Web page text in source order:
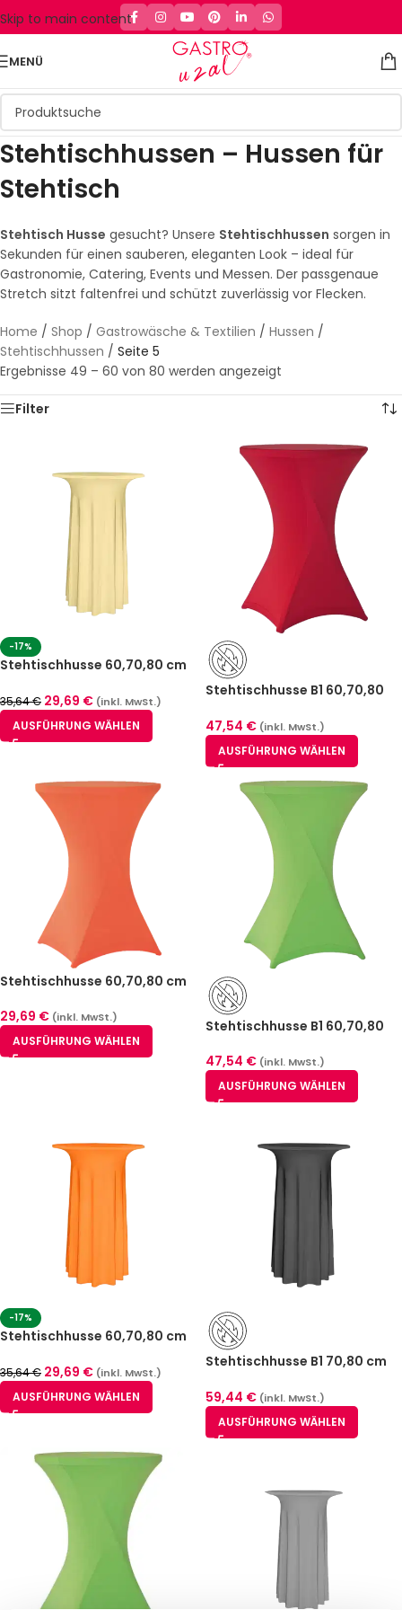
Skip to main content
MENÜ
Stehtischhussen – Hussen für
Stehtisch
Stehtisch Husse gesucht? Unsere Stehtischhussen sorgen in
Sekunden für einen sauberen, eleganten Look – ideal für
Gastronomie, Catering, Events und Messen. Der passgenaue
Stretch sitzt faltenfrei und schützt zuverlässig vor Flecken.
Home / Shop / Gastrowäsche & Textilien / Hussen /
Stehtischhussen / Seite 5
Ergebnisse 49 – 60 von 80 werden angezeigt
Filter
-17%
Stehtischhusse 60,70,80 cm
35,64€ 29,69 € (inkl. MwSt.)
AUSFÜHRUNG WÄHLEN
Stehtischhusse B1 60,70,80
entflammbar
47,54 € (inkl. MwSt.)
AUSFÜHRUNG WÄHLEN
Stehtischhusse 60,70,80 cm
29,69 € (inkl. MwSt.)
AUSFÜHRUNG WÄHLEN
Stehtischhusse B1 60,70,80
entflammbar
47,54 € (inkl. MwSt.)
AUSFÜHRUNG WÄHLEN
-17%
Stehtischhusse 60,70,80 cm
35,64€ 29,69 € (inkl. MwSt.)
AUSFÜHRUNG WÄHLEN
Stehtischhusse B1 70,80 cm
schwer entflammbar
59,44 € (inkl. MwSt.)
AUSFÜHRUNG WÄHLEN